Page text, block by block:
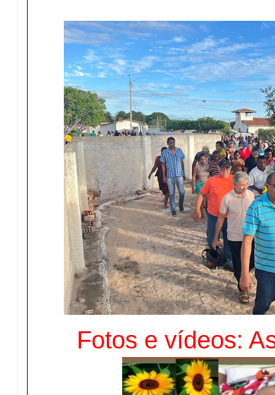
Fotos e vídeos: